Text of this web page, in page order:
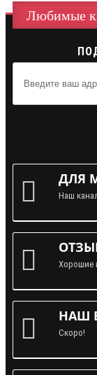
Любимые
ДЛЯ
Наш
Хорошие
НАШ
Скоро!